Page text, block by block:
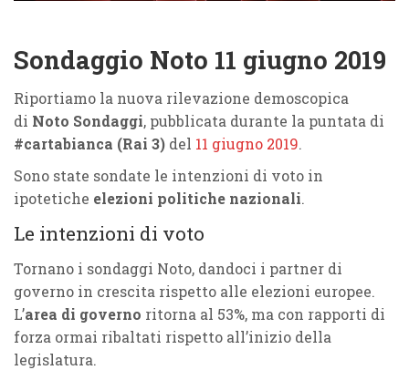
Sondaggio Noto 11 giugno 2019
Riportiamo la nuova rilevazione demoscopica
di Noto Sondaggi, pubblicata durante la puntata di
#cartabianca (Rai 3) del 11 giugno 2019.
Sono state sondate le intenzioni di voto in
ipotetiche elezioni politiche nazionali.
Le intenzioni di voto
Tornano i sondaggi Noto, dandoci i partner di
governo in crescita rispetto alle elezioni europee.
L’area di governo ritorna al 53%, ma con rapporti di
forza ormai ribaltati rispetto all’inizio della
legislatura.